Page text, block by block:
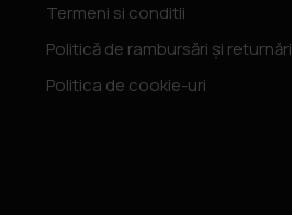
Termeni si conditii
Politică de rambursări și returnări
Politica de cookie-uri